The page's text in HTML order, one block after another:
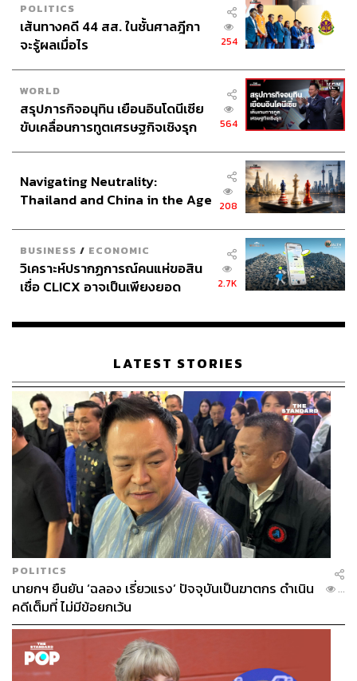
“หากรัฐยังอุดหนุนไปเรื่อยๆ โดยไม่ยอมถอย เมื่อถึงจุดที่รับ
ภาระไม่ไหวและถูกบังคับให้ปล่อยลอยตัว จะส่งผลให้ต้อง
ปรับราคาขึ้นทีละมากๆ เช่น กระโดดขึ้นทีละ 6 บาท ซึ่งจะ
สร้างผลกระทบหนักกว่าการค่อยๆ ทยอยปล่อยขึ้นทีละ 1-2
บาท” ดร.ยรรยงกล่าว
นอกจากนี้ ดร.ยรรยงยังชี้ให้เห็นว่าการอุดหนุนราคาน้ำมัน
โดยเฉพาะดีเซล ตลอด 20 กว่าปีที่ผ่านมา ทำให้ไทยมีการใช้
น้ำมันดีเซลสูงมาก เนื่องจากการกดราคาให้ต่ำทำให้คนไม่
เกิดแรงจูงใจในการประหยัดพลังงาน นอกจากนี้ คนที่ได้รับ
ประโยชน์จากการอุดหนุนราคาแบบหน้ากระดานมากที่สุด
กลับกลายเป็นกลุ่มคนที่มีรายได้สูง
ผู้ที่ได้รับประโยชน์สูงสุดจากการอุดหนุนราคาน้ำมัน
คือ ‘กลุ่มรายได้สูง’
POLITICS
เส้นทางคดี 44 สส. ในชั้นศาลฎีกา
จะรู้ผลเมื่อไร
254
WORLD
สรุปภารกิจอนุทิน เยือนอินโดนีเซีย
ขับเคลื่อนการทูตเศรษฐกิจเชิงรุก
564
Navigating Neutrality:
Thailand and China in the Age
208
BUSINESS / ECONOMIC
วิเคราะห์ปรากฏการณ์คนแห่ขอสิน
เชื่อ CLICX อาจเป็นเพียงยอด
เรือนไทยที่ถูกซุกไว้
2.7K
LATEST STORIES
POLITICS
นายกฯ ยืนยัน ‘ฉลอง เรี่ยวแรง’ ปัจจุบันเป็นฆาตกร ดำเนิน
คดีเต็มที่ ไม่มีข้อยกเว้น
...